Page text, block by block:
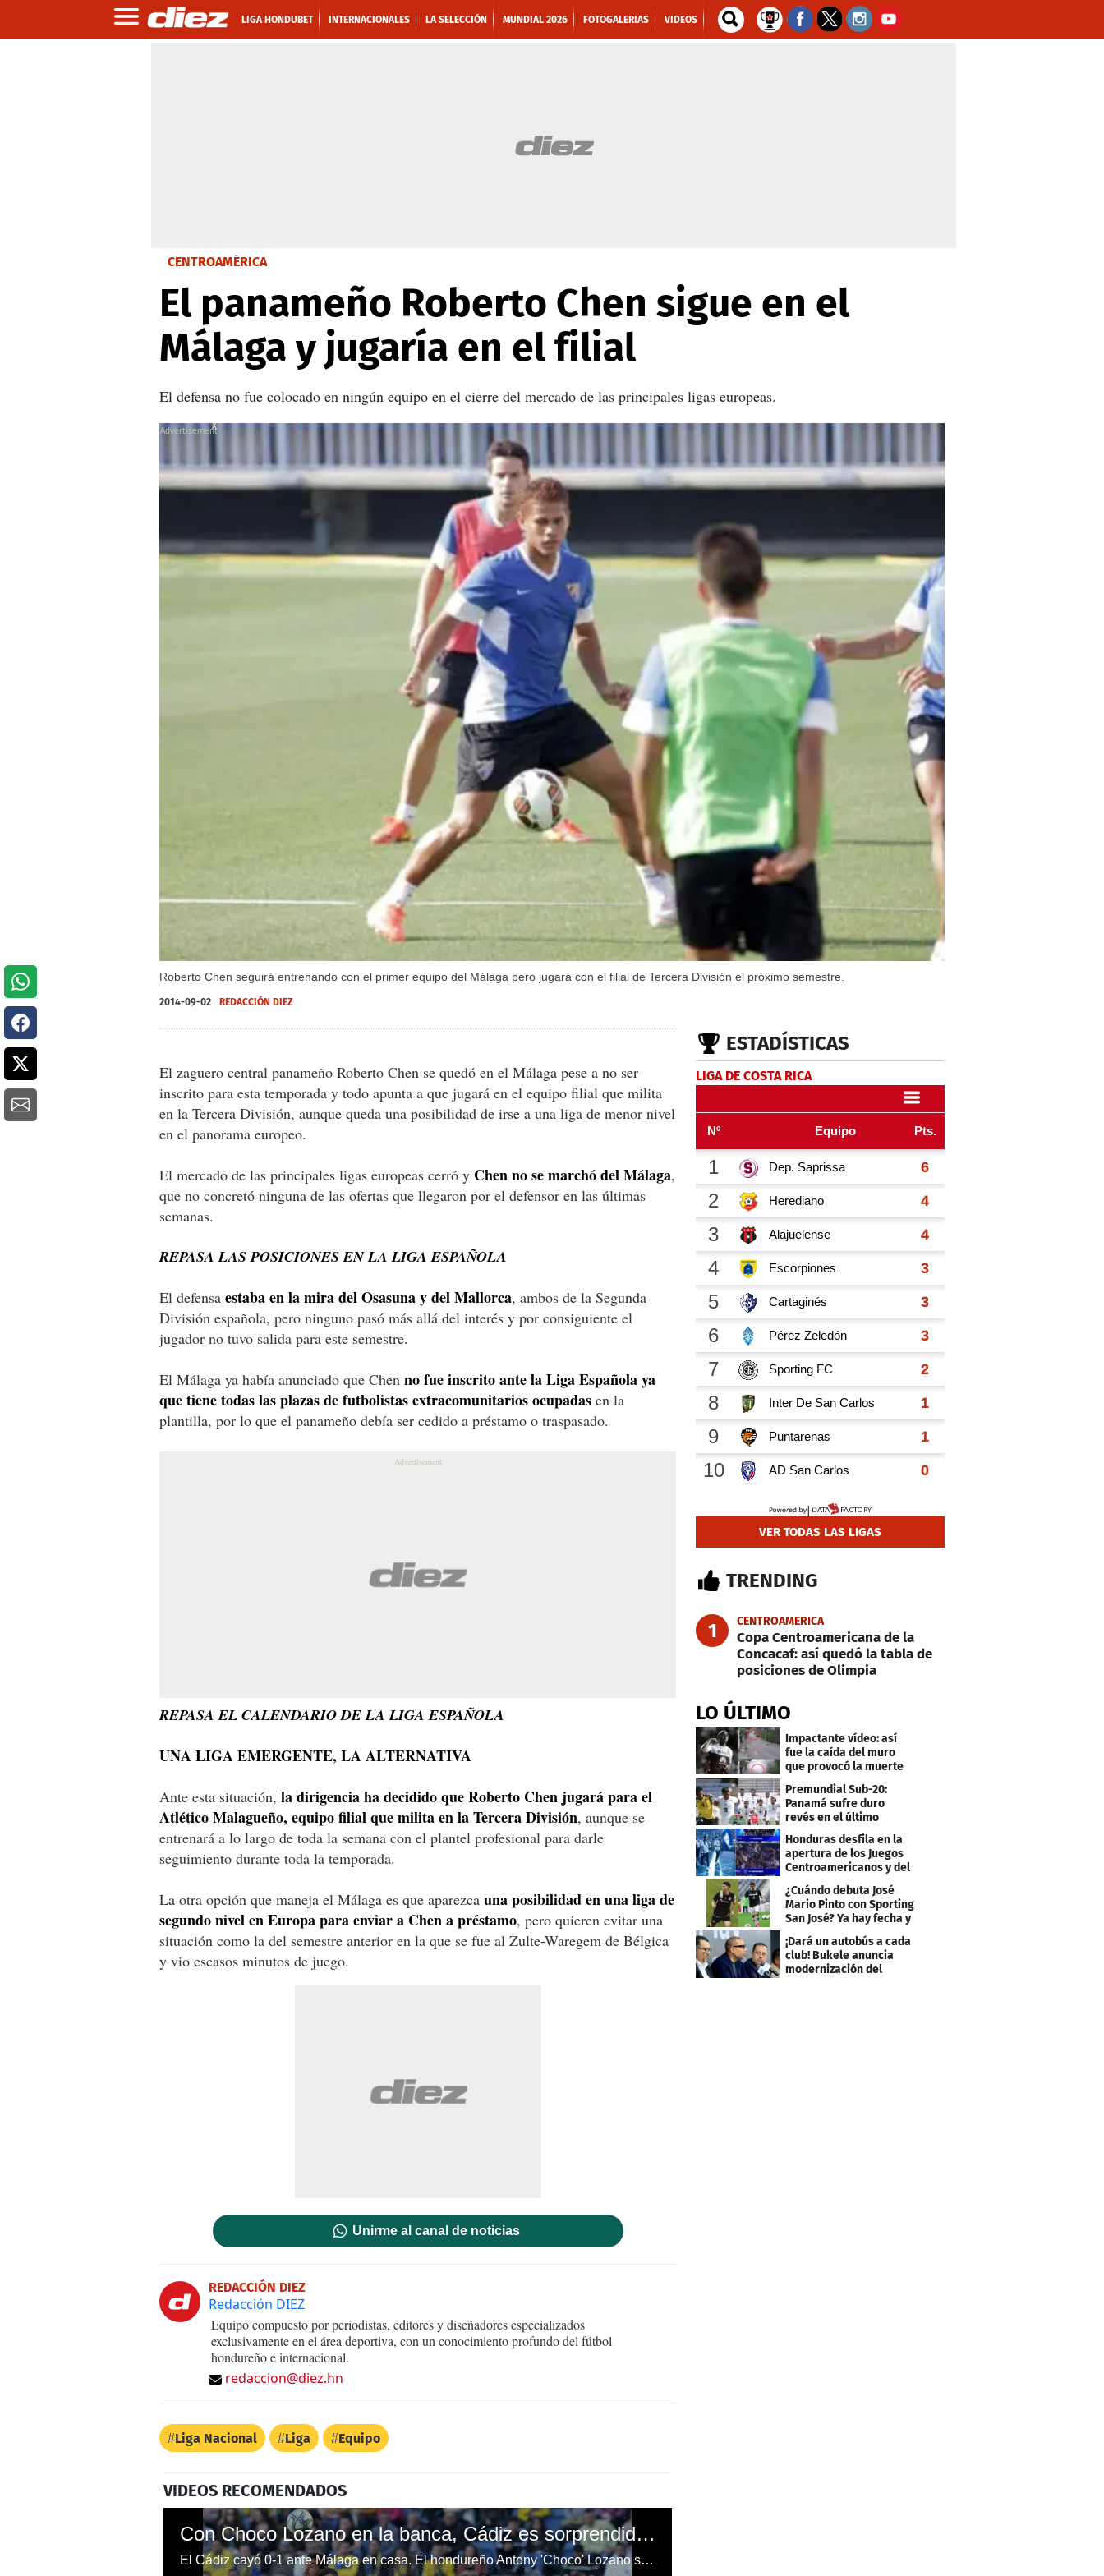
LIGA HONDUBET INTERNACIONALES LA SELECCIÓN MUNDIAL 2026 FOTOGALERIAS VIDEOS
CENTROAMÉRICA
El panameño Roberto Chen sigue en el
Málaga y jugaría en el filial
El defensa no fue colocado en ningún equipo en el cierre del mercado de las principales ligas europeas.
Roberto Chen seguirá entrenando con el primer equipo del Málaga pero jugará con el filial de Tercera División el próximo semestre.
X
2014-09-02 REDACCIÓN DIEZ
El zaguero central panameño Roberto Chen se quedó en el Málaga pese a no ser
inscrito para esta temporada y todo apunta a que jugará en el equipo filial que milita
en la Tercera División, aunque queda una posibilidad de irse a una liga de menor nivel
en el panorama europeo.
El mercado de las principales ligas europeas cerró y Chen no se marchó del Málaga,
que no concretó ninguna de las ofertas que llegaron por el defensor en las últimas
semanas.
REPASA LAS POSICIONES EN LA LIGA ESPAÑOLA
El defensa estaba en la mira del Osasuna y del Mallorca, ambos de la Segunda
División española, pero ninguno pasó más allá del interés y por consiguiente el
jugador no tuvo salida para este semestre.
El Málaga ya había anunciado que Chen no fue inscrito ante la Liga Española ya
que tiene todas las plazas de futbolistas extracomunitarios ocupadas en la
plantilla, por lo que el panameño debía ser cedido a préstamo o traspasado.
REPASA EL CALENDARIO DE LA LIGA ESPAÑOLA
UNA LIGA EMERGENTE, LA ALTERNATIVA
Ante esta situación, la dirigencia ha decidido que Roberto Chen jugará para el
Atlético Malagueño, equipo filial que milita en la Tercera División, aunque se
entrenará a lo largo de toda la semana con el plantel profesional para darle
seguimiento durante toda la temporada.
La otra opción que maneja el Málaga es que aparezca una posibilidad en una liga de
segundo nivel en Europa para enviar a Chen a préstamo, pero quieren evitar una
situación como la del semestre anterior en la que se fue al Zulte-Waregem de Bélgica
y vio escasos minutos de juego.
Unirme al canal de noticias
REDACCIÓN DIEZ
Redacción DIEZ
Equipo compuesto por periodistas, editores y diseñadores especializados
exclusivamente en el área deportiva, con un conocimiento profundo del fútbol
hondureño e internacional.
redaccion@diez.hn
Liga Nacional Liga Equipo
VIDEOS RECOMENDADOS
Con Choco Lozano en la banca, Cádiz es sorprendido en casa y cae ante el Málaga
El Cádiz cayó 0-1 ante Málaga en casa. El hondureño Antony 'Choco' Lozano se quedó en la banca sin ver acción.
ESTADÍSTICAS
LIGA DE COSTA RICA
VER TODAS LAS LIGAS
TRENDING
1 CENTROAMERICA
Copa Centroamericana de la
Concacaf: así quedó la tabla de
posiciones de Olimpia
LO ÚLTIMO
Impactante vídeo: así
fue la caída del muro
que provocó la muerte
de Tássio Maia
Premundial Sub-20:
Panamá sufre duro
revés en el último
minuto y se aleja de 4tos
Honduras desfila en la
apertura de los Juegos
Centroamericanos y del
Caribe 2026
¿Cuándo debuta José
Mario Pinto con Sporting
San José? Ya hay fecha y
¡Dará un autobús a cada
club! Bukele anuncia
modernización del